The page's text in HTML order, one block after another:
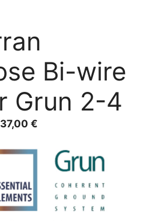
Bi-wire
Grun 2-4
€
prix :
007,00 €
21